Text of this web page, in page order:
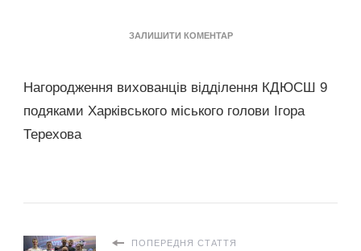
ЗАЛИШИТИ КОМЕНТАРДО
ВІДДІЛЕННЯ
9
ТЕРЕХОВА
Нагородження вихованців відділення КДЮСШ 9
подяками Харківського міського голови Ігора
Терехова
ПОПЕРЕДНЯ СТАТТЯ